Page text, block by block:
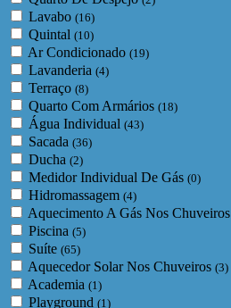
Lavabo (16)
Quintal (10)
Ar Condicionado (19)
Lavanderia (4)
Terraço (8)
Quarto Com Armários (18)
Água Individual (43)
Sacada (36)
Ducha (2)
Medidor Individual De Gás (0)
Hidromassagem (4)
Aquecimento A Gás Nos Chuveiros
Piscina (5)
Suíte (65)
Aquecedor Solar Nos Chuveiros (3)
Academia (1)
Playground (1)